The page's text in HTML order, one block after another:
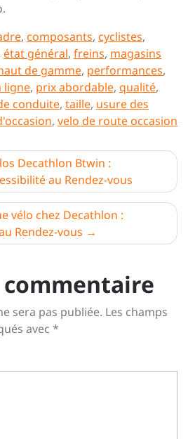
, composants, cyclistes,
état général, freins, magasins
de gamme, performances,
ligne, prix abordable, qualité,
conduite, taille, usure des
, velo de route occasion
Decathlon Btwin :
au Rendez-vous
vélo chez Decathlon :
Rendez-vous
commentaire
sera pas publiée. Les champs
avec *